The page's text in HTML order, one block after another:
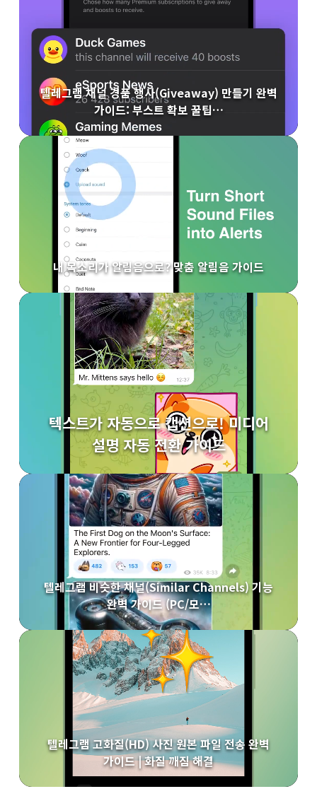
텔레그램 채널 경품 행사(Giveaway) 만들기 완벽
가이드: 부스트 확보 꿀팁…
내 목소리가 알림음으로? 맞춤 알림음 가이드
텍스트가 자동으로 캡션으로! 미디어
설명 자동 전환 가이드
텔레그램 비슷한 채널(Similar Channels) 기능
완벽 가이드 (PC/모…
텔레그램 고화질(HD) 사진 원본 파일 전송 완벽
가이드 | 화질 깨짐 해결